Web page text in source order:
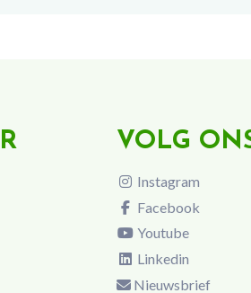
VOLG
Instagram
Facebook
Youtube
Linkedin
Nieuwsbrief